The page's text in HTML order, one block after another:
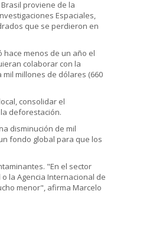
proviene de la
Espaciales,
que se perdieron en
menos de un año el
colaborar con la
millones de dólares (660
consolidar el
deforestación.
disminución de mil
fondo global para que los
"En el sector
la Agencia Internacional de
menor", afirma Marcelo